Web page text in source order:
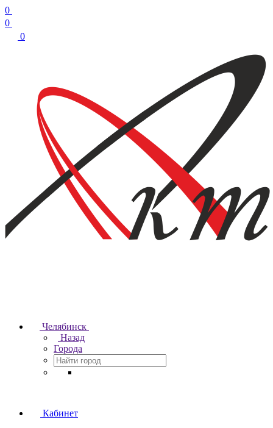
0
0
0
Челябинск
Назад
Города
Кабинет